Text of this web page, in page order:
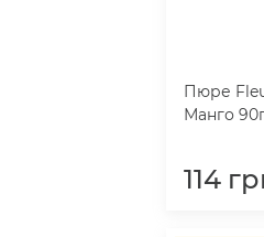
Пюре
Манго
114